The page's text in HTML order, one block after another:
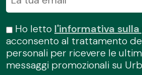
Ho letto l'informativa
acconsento al trattamento
personali per ricevere le
messaggi promozionali su